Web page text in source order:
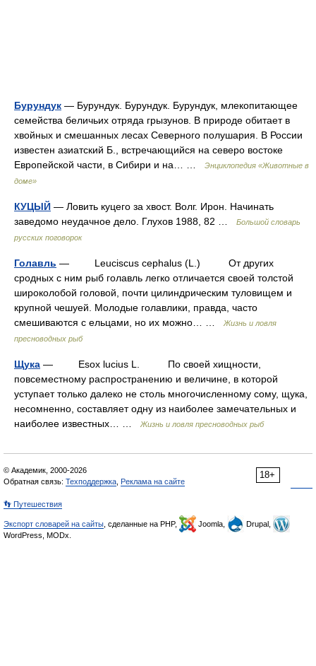
Бурундук — Бурундук. Бурундук. Бурундук, млекопитающее
семейства беличьих отряда грызунов. В природе обитает в
хвойных и смешанных лесах Северного полушария. В России
известен азиатский Б., встречающийся на северо востоке
Европейской части, в Сибири и на… …
Энциклопедия «Животные в
доме»
КУЦЫЙ — Ловить куцего за хвост. Волг. Ирон. Начинать
заведомо неудачное дело. Глухов 1988, 82 …
Большой словарь
русских поговорок
Голавль — Leuciscus cephalus (L.) От других
сродных с ним рыб голавль легко отличается своей толстой
широколобой головой, почти цилиндрическим туловищем и
крупной чешуей. Молодые голавлики, правда, часто
смешиваются с ельцами, но их можно… …
Жизнь и ловля
пресноводных рыб
Щука — Esox lucius L. По своей хищности,
повсеместному распространению и величине, в которой
уступает только далеко не столь многочисленному сому, щука,
несомненно, составляет одну из наиболее замечательных и
наиболее известных… …
Жизнь и ловля пресноводных рыб
18+
© Академик, 2000-2026
Обратная связь: Техподдержка Реклама на сайте
👣 Путешествия
Экспорт словарей на сайты , сделанные на PHP, Joomla,
Drupal,
WordPress, MODx.